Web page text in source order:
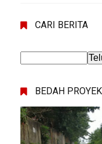
CARI BERITA
BEDAH PROYEK